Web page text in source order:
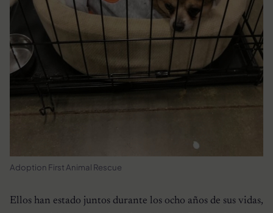
Adoption First Animal Rescue
Ellos han estado juntos durante los ocho años de sus vidas,